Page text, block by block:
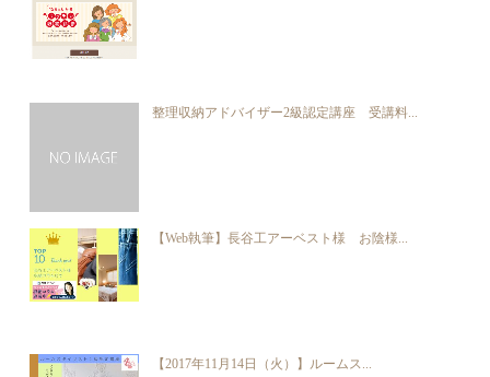
整理収納アドバイザー2級認定講座 受講料...
【Web執筆】長谷工アーベスト様 お陰様...
【2017年11月14日（火）】ルームス...